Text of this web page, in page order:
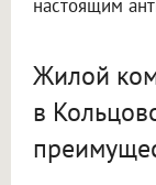
настоящим
Жилой
в